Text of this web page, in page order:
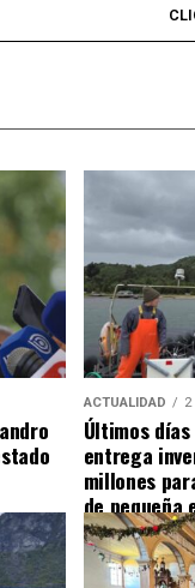
ACTUALIDAD
Últimos
entrega
millones
de pequeña